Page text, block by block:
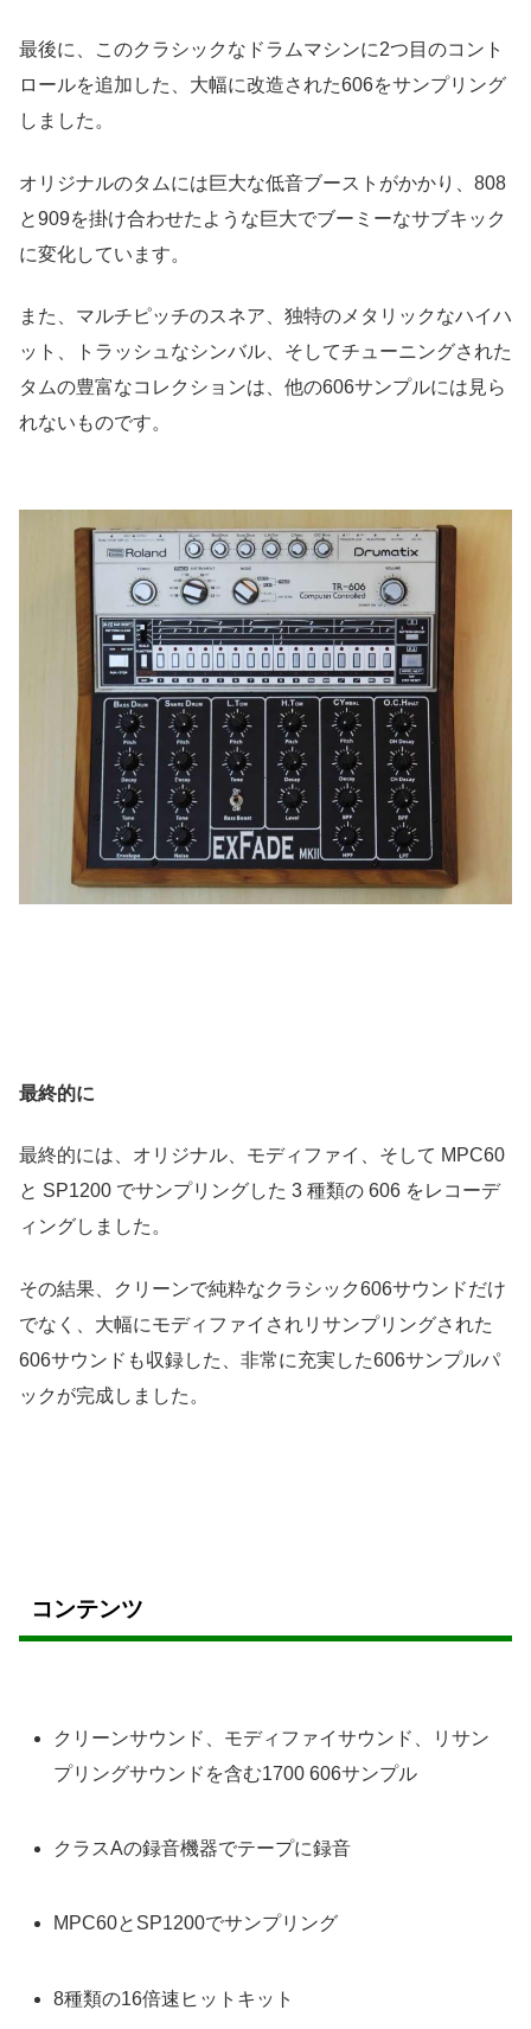
最後に、このクラシックなドラムマシンに2つ目のコント
ロールを追加した、大幅に改造された606をサンプリング
しました。
オリジナルのタムには巨大な低音ブーストがかかり、808
と909を掛け合わせたような巨大でブーミーなサブキック
に変化しています。
また、マルチピッチのスネア、独特のメタリックなハイハ
ット、トラッシュなシンバル、そしてチューニングされた
タムの豊富なコレクションは、他の606サンプルには見ら
れないものです。
最終的に
最終的には、オリジナル、モディファイ、そして MPC60
と SP1200 でサンプリングした 3 種類の 606 をレコーデ
ィングしました。
その結果、クリーンで純粋なクラシック606サウンドだけ
でなく、大幅にモディファイされリサンプリングされた
606サウンドも収録した、非常に充実した606サンプルパ
ックが完成しました。
コンテンツ
クリーンサウンド、モディファイサウンド、リサン
プリングサウンドを含む1700 606サンプル
クラスAの録音機器でテープに録音
MPC60とSP1200でサンプリング
8種類の16倍速ヒットキット